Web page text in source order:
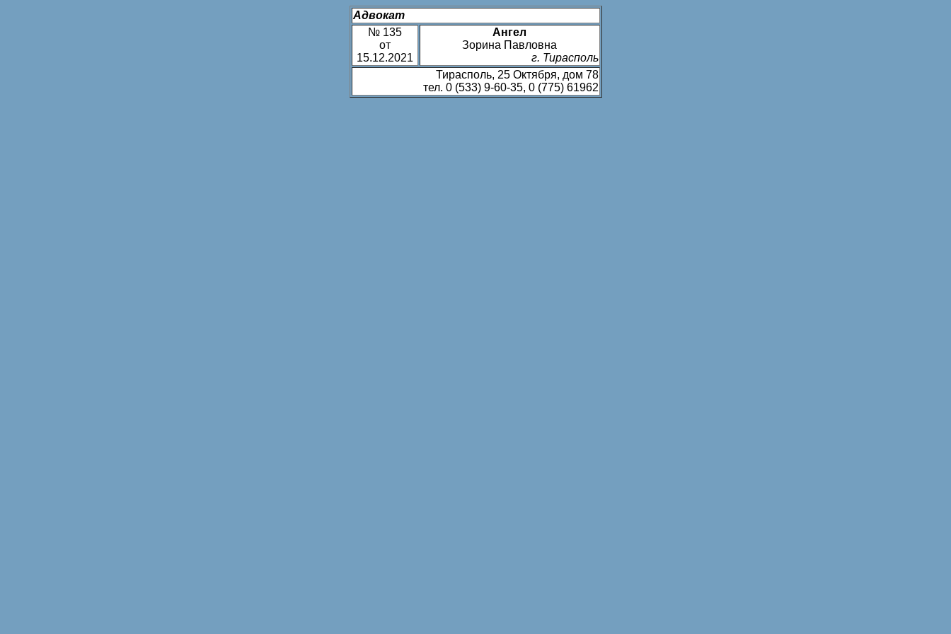
Адвокат
№ 135
от
15.12.2021
Ангел
Зорина Павловна
г. Тирасполь
Тирасполь, 25 Октября, дом 78
тел. 0 (533) 9-60-35, 0 (775) 61962